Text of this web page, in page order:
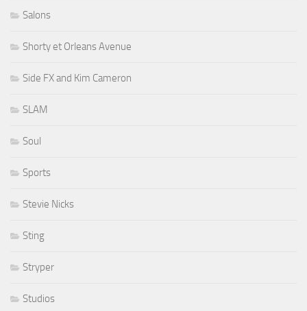
Salons
Shorty et Orleans Avenue
Side FX and Kim Cameron
SLAM
Soul
Sports
Stevie Nicks
Sting
Stryper
Studios